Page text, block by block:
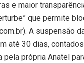
e maior
que permite
A suspensão
até 30 dias,
pela própria Anatel